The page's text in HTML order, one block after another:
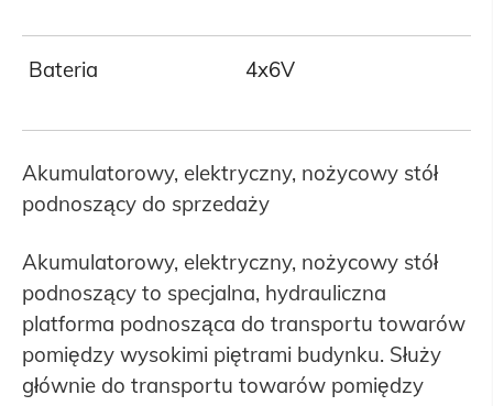
Bateria 4x6V
Akumulatorowy, elektryczny, nożycowy stół
podnoszący do sprzedaży
Akumulatorowy, elektryczny, nożycowy stół
podnoszący to specjalna, hydrauliczna
platforma podnosząca do transportu towarów
pomiędzy wysokimi piętrami budynku. Służy
głównie do transportu towarów pomiędzy